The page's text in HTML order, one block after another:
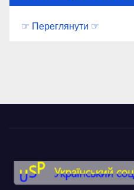
☞ Переглянути ☞